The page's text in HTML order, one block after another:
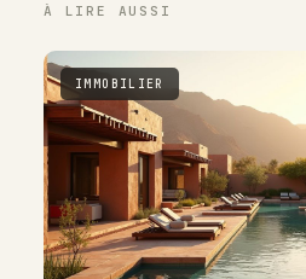
À LIRE AUSSI
IMMOBILIER